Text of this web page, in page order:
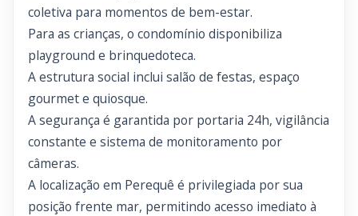
coletiva para momentos de bem-estar.
Para as crianças, o condomínio disponibiliza
playground e brinquedoteca.
A estrutura social inclui salão de festas, espaço
gourmet e quiosque.
A segurança é garantida por portaria 24h, vigilância
constante e sistema de monitoramento por
câmeras.
A localização em Perequê é privilegiada por sua
posição frente mar, permitindo acesso imediato à